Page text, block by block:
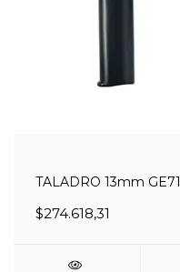
TALADRO 13mm
$274.618,31